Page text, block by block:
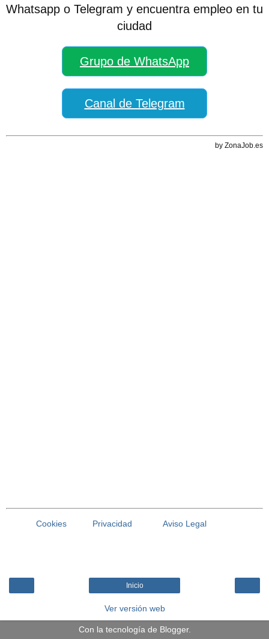
Whatsapp o Telegram y encuentra empleo en tu
ciudad
Grupo de WhatsApp
Canal de Telegram
by ZonaJob.es
Cookies Privacidad Aviso Legal
Inicio
Ver versión web
Con la tecnología de Blogger.